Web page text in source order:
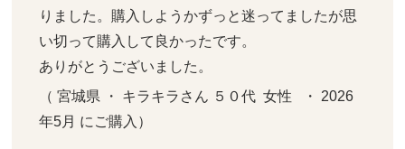
りました。購入しようかずっと迷ってましたが思
い切って購入して良かったです。
ありがとうございました。
（ 宮城県 ・ キラキラさん ５０代  女性   ・ 2026
年5月 にご購入）